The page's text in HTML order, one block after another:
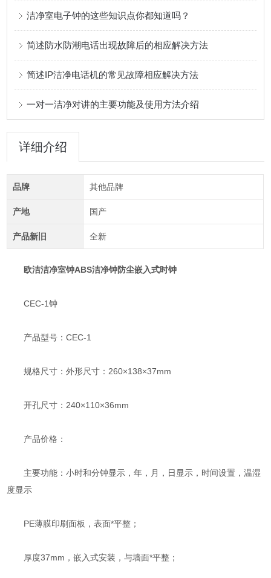
洁净室电子钟的这些知识点你都知道吗？
简述防水防潮电话出现故障后的相应解决方法
简述IP洁净电话机的常见故障相应解决方法
一对一洁净对讲的主要功能及使用方法介绍
详细介绍
品牌 其他品牌
产地 国产
产品新旧 全新
欧洁洁净室钟ABS洁净钟防尘嵌入式时钟
CEC-1钟
产品型号：CEC-1
规格尺寸：外形尺寸：260×138×37mm
开孔尺寸：240×110×36mm
产品价格：
主要功能：小时和分钟显示，年，月，日显示，时间设置，温湿
度显示
PE薄膜印刷面板，表面*平整；
厚度37mm，嵌入式安装，与墙面*平整；